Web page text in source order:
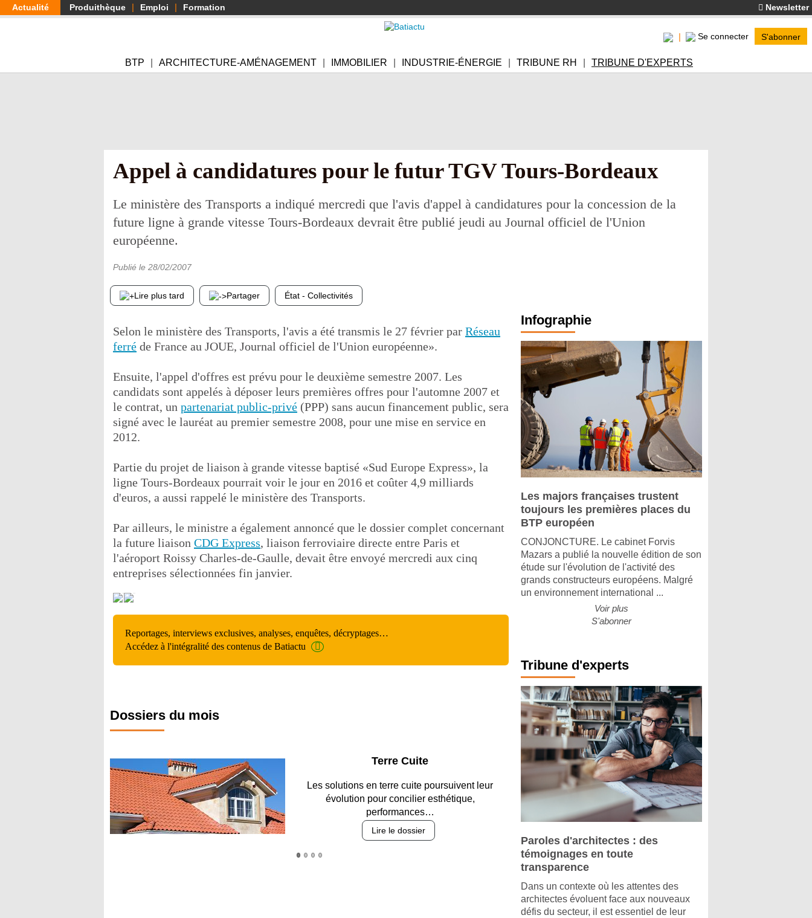
Aller
au
Actualité Produithèque Emploi Formation Newsletter
Se connecter S'abonner
BTP ARCHITECTURE-AMÉNAGEMENT IMMOBILIER INDUSTRIE-ÉNERGIE TRIBUNE RH TRIBUNE D'EXPERTS
Appel à candidatures pour le futur TGV Tours-Bordeaux
Le ministère des Transports a indiqué mercredi que l'avis d'appel à candidatures pour la concession de la
future ligne à grande vitesse Tours-Bordeaux devrait être publié jeudi au Journal officiel de l'Union
européenne.
Publié le 28/02/2007
Lire plus tard Partager État - Collectivités
Selon le ministère des Transports, l'avis a été transmis le 27 février par Réseau
ferré de France au JOUE, Journal officiel de l'Union européenne».
Ensuite, l'appel d'offres est prévu pour le deuxième semestre 2007. Les
candidats sont appelés à déposer leurs premières offres pour l'automne 2007 et
le contrat, un partenariat public-privé (PPP) sans aucun financement public, sera
signé avec le lauréat au premier semestre 2008, pour une mise en service en
2012.
Partie du projet de liaison à grande vitesse baptisé «Sud Europe Express», la
ligne Tours-Bordeaux pourrait voir le jour en 2016 et coûter 4,9 milliards
d'euros, a aussi rappelé le ministère des Transports.
Par ailleurs, le ministre a également annoncé que le dossier complet concernant
la future liaison CDG Express, liaison ferroviaire directe entre Paris et
l'aéroport Roissy Charles-de-Gaulle, devait être envoyé mercredi aux cinq
entreprises sélectionnées fin janvier.
Reportages, interviews exclusives, analyses, enquêtes, décryptages…
Accédez à l'intégralité des contenus de Batiactu
Dossiers du mois
Parking et garages
Entre circulation, sécurisation des accès, durabilité
des revêtements et intégration…
Lire le dossier
Infographie
Les majors françaises trustent
toujours les premières places du
BTP européen
CONJONCTURE. Le cabinet Forvis
Mazars a publié la nouvelle édition de son
étude sur l'évolution de l'activité des
grands constructeurs européens. Malgré
un environnement international ...
Voir plus
S'abonner
Tribune d'experts
Paroles d'architectes : des
témoignages en toute
transparence
Dans un contexte où les attentes des
architectes évoluent face aux nouveaux
défis du secteur, il est essentiel de leur